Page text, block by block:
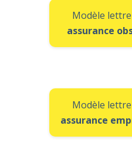
Modèle
assurance
Modèle
assurance